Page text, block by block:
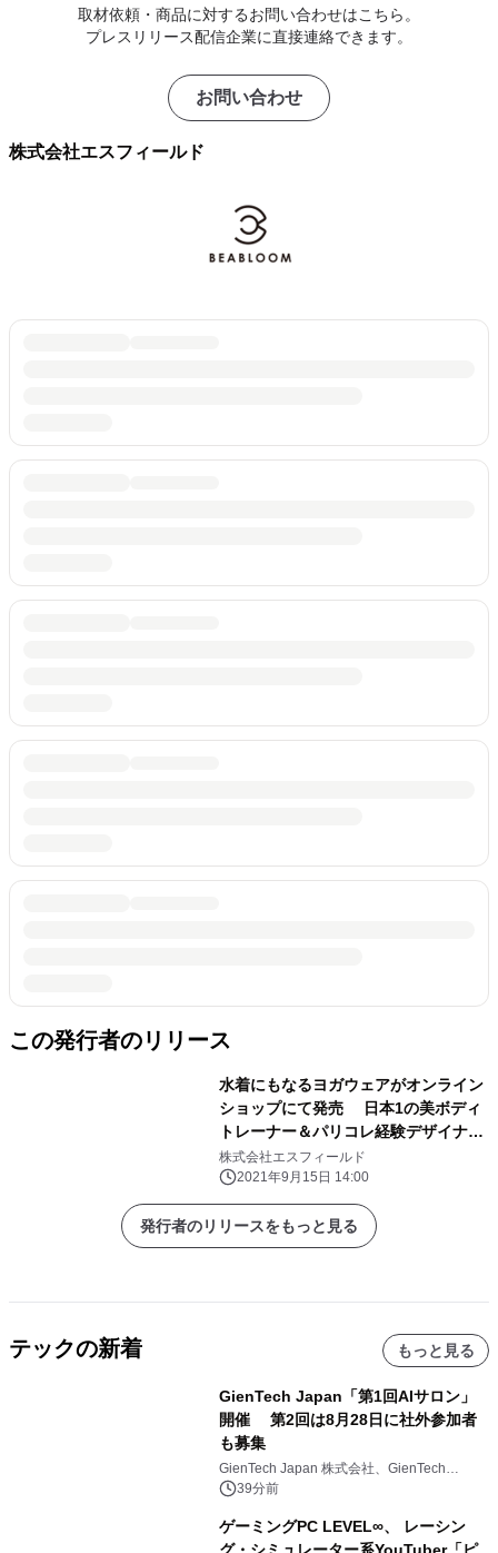
取材依頼・商品に対するお問い合わせはこちら。
プレスリリース配信企業に直接連絡できます。
お問い合わせ
株式会社エスフィールド
この発行者のリリース
水着にもなるヨガウェアがオンライン
ショップにて発売 日本1の美ボディ
トレーナー＆パリコレ経験デザイナー
が監修
株式会社エスフィールド
2021年9月15日 14:00
発行者のリリースをもっと見る
テックの新着 もっと見る
GienTech Japan「第1回AIサロン」
開催 第2回は8月28日に社外参加者
も募集
GienTech Japan 株式会社、GienTech
Consulting Japan 株式会社
39分前
ゲーミングPC LEVEL∞、 レーシン